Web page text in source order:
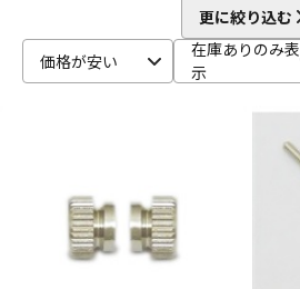
ベース
キーボード
更に絞り込む
価格が安い
在庫ありのみ表
示